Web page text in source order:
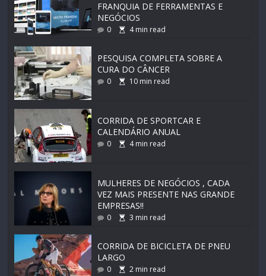
FRANQUIA DE FERRAMENTAS E
NEGÓCIOS
0 4min read
PESQUISA COMPLETA SOBRE A
CURA DO CÂNCER
0 10 min read
CORRIDA DE SPORTCAR E
CALENDÁRIO ANUAL
0 4min read
MULHERES DE NEGÓCIOS , CADA
VEZ MAIS PRESENTE NAS GRANDE
EMPRESAS!!
0 3 min read
CORRIDA DE BICICLETA DE PNEU
LARGO
0 2 min read